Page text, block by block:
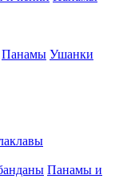
Панамы Ушанки
Панамы и